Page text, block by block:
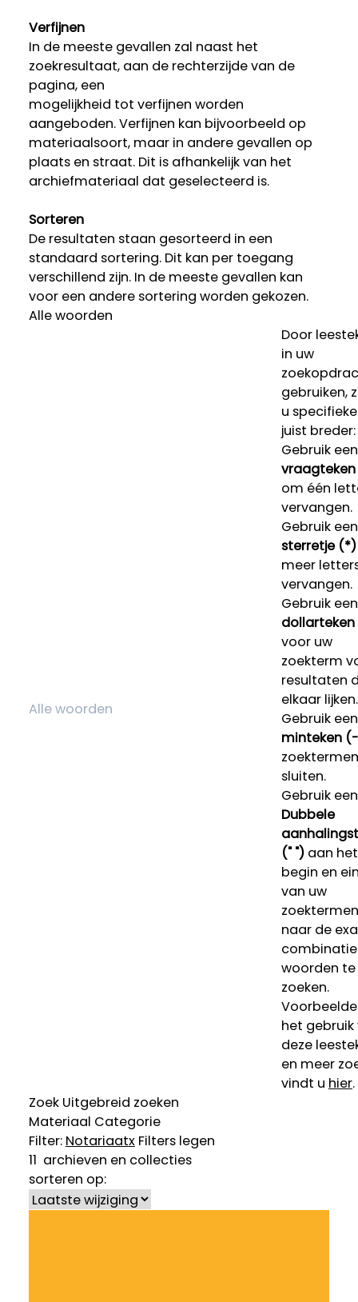
Verfijnen
In de meeste gevallen zal naast het
zoekresultaat, aan de rechterzijde van de
pagina, een
mogelijkheid tot verfijnen worden
aangeboden. Verfijnen kan bijvoorbeeld op
materiaalsoort, maar in andere gevallen op
plaats en straat. Dit is afhankelijk van het
archiefmateriaal dat geselecteerd is.
Sorteren
De resultaten staan gesorteerd in een
standaard sortering. Dit kan per toegang
verschillend zijn. In de meeste gevallen kan
voor een andere sortering worden gekozen.
Alle woorden
Door
in uw
gebruiken,
u
juist breder:
Gebruik een
om één
vervangen.
Gebruik een
sterretje (*)
meer
vervangen.
Gebruik een
voor uw
zoekterm
resultaten
elkaar lijken.
Gebruik een
minteken
sluiten.
Gebruik een
Dubbele
(" ")aan het
begin en
van uw
naar de
woorden te
zoeken.
het gebruik
deze
en meer
vindt u hier.
Zoek Uitgebreid zoeken
Materiaal Categorie
Filter: Notariaatx Filters legen
11 archieven en collecties
sorteren op: